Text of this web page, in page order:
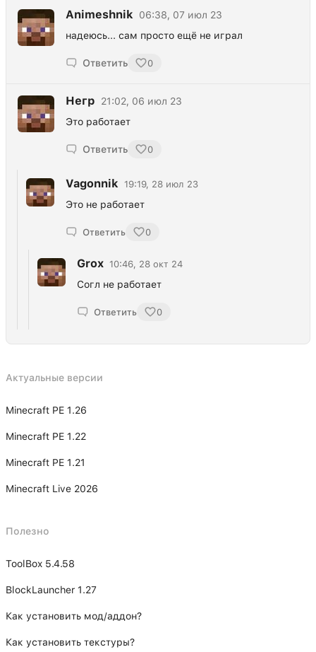
Animeshnik
06:38, 07 июл 23
надеюсь... сам просто ещё не играл
Ответить 0
Негр
21:02, 06 июл 23
Это работает
Ответить 0
Vagonnik 19:19, 28 июл 23
Это не работает
Ответить 0
Grox 10:46, 28 окт 24
Согл не работает
Ответить 0
Актуальные версии
Minecraft PE 1.26
Minecraft PE 1.22
Minecraft PE 1.21
Minecraft Live 2026
Полезно
ToolBox 5.4.58
BlockLauncher 1.27
Как установить мод/аддон?
Как установить текстуры?